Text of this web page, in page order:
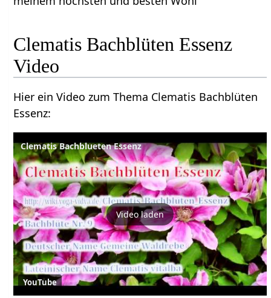
Clematis Bachblüten Essenz
Video
Hier ein Video zum Thema Clematis Bachblüten
Essenz:
Clematis Bachblueten Essenz
Video laden
YouTube